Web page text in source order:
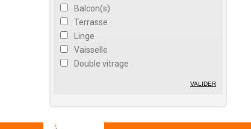
Balcon(s)
Terrasse
Linge
Vaisselle
Double vitrage
VALIDER